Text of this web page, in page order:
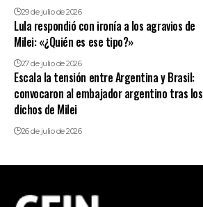
29 de julio de 2026
Lula respondió con ironía a los agravios de
Milei: «¿Quién es ese tipo?»
27 de julio de 2026
Escala la tensión entre Argentina y Brasil:
convocaron al embajador argentino tras los
dichos de Milei
26 de julio de 2026